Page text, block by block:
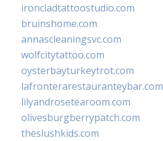
ironcladtattoostudio.com
bruinshome.com
annascleaningsvc.com
wolfcitytattoo.com
oysterbayturkeytrot.com
lafronterarestauranteybar.com
lilyandrosetearoom.com
olivesburgberrypatch.com
theslushkids.com